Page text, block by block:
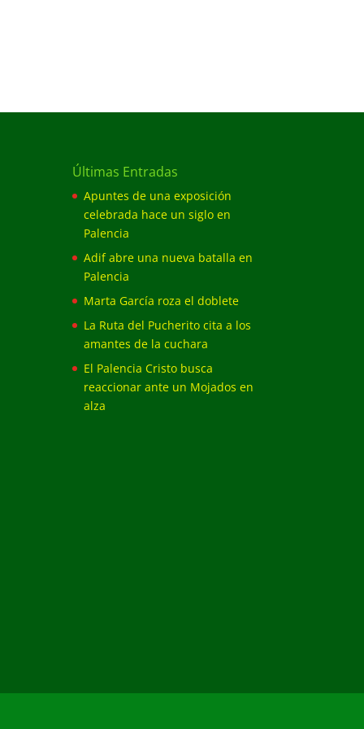
Últimas Entradas
Apuntes de una exposición
celebrada hace un siglo en
Palencia
Adif abre una nueva batalla en
Palencia
Marta García roza el doblete
La Ruta del Pucherito cita a los
amantes de la cuchara
El Palencia Cristo busca
reaccionar ante un Mojados en
alza